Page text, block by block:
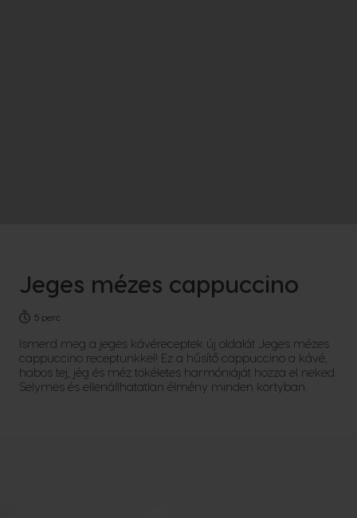
Jeges mézes cappuccino
5 perc
Ismerd meg a jeges kávéreceptek új oldalát Jeges mézes
cappuccino receptünkkel! Ez a hűsítő cappuccino a kávé,
habos tej, jég és méz tökéletes harmóniáját hozza el neked.
Selymes és ellenállhatatlan élmény minden kortyban.